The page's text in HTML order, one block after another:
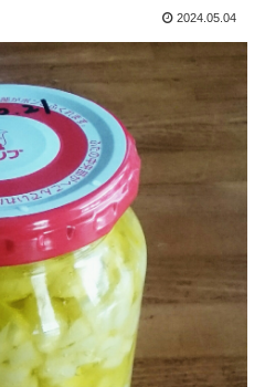
2024.05.04